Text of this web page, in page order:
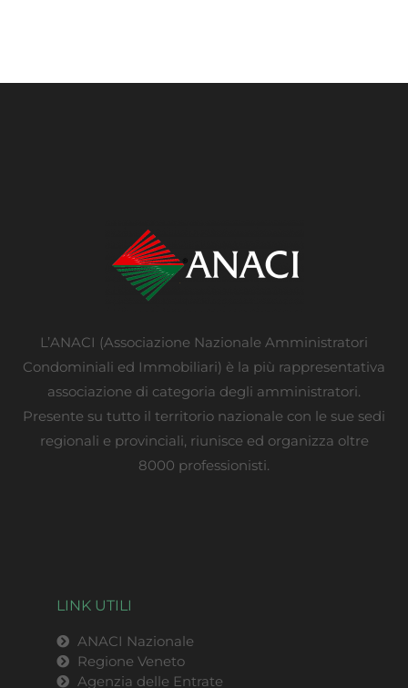
L’ANACI (Associazione Nazionale Amministratori
Condominiali ed Immobiliari) è la più rappresentativa
associazione di categoria degli amministratori.
Presente su tutto il territorio nazionale con le sue sedi
regionali e provinciali, riunisce ed organizza oltre
8000 professionisti.
LINK UTILI
ANACI Nazionale
Regione Veneto
Agenzia delle Entrate